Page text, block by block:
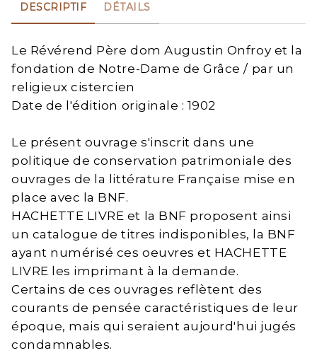
DESCRIPTIF DÉTAILS
Le Révérend Père dom Augustin Onfroy et la
fondation de Notre-Dame de Grâce / par un
religieux cistercien
Date de l'édition originale : 1902
Le présent ouvrage s'inscrit dans une
politique de conservation patrimoniale des
ouvrages de la littérature Française mise en
place avec la BNF.
HACHETTE LIVRE et la BNF proposent ainsi
un catalogue de titres indisponibles, la BNF
ayant numérisé ces oeuvres et HACHETTE
LIVRE les imprimant à la demande.
Certains de ces ouvrages reflètent des
courants de pensée caractéristiques de leur
époque, mais qui seraient aujourd'hui jugés
condamnables.